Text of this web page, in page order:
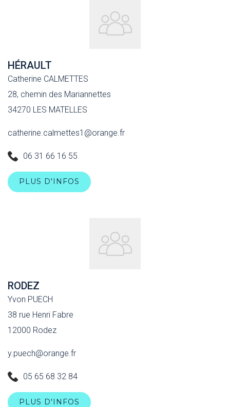
HÉRAULT
Catherine CALMETTES
28, chemin des Mariannettes
34270 LES MATELLES
catherine.calmettes1@orange.fr
06 31 66 16 55
PLUS D'INFOS
RODEZ
Yvon PUECH
38 rue Henri Fabre
12000 Rodez
y.puech@orange.fr
05 65 68 32 84
PLUS D'INFOS